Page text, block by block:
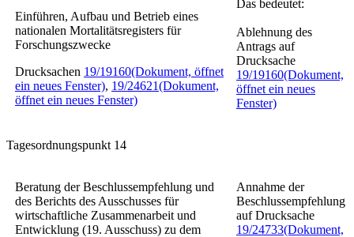
Einführen, Aufbau und Betrieb eines
nationalen Mortalitätsregisters für
Forschungszwecke
Drucksachen 19/19160(Dokument, öffnet
ein neues Fenster), 19/24621(Dokument,
öffnet ein neues Fenster)
Das bedeutet:
Ablehnung des
Antrags auf
Drucksache
19/19160(Dokument,
öffnet ein neues
Fenster)
Tagesordnungspunkt 14
Beratung der Beschlussempfehlung und
des Berichts des Ausschusses für
wirtschaftliche Zusammenarbeit und
Entwicklung (19. Ausschuss) zu dem
Annahme der
Beschlussempfehlung
auf Drucksache
19/24733(Dokument,